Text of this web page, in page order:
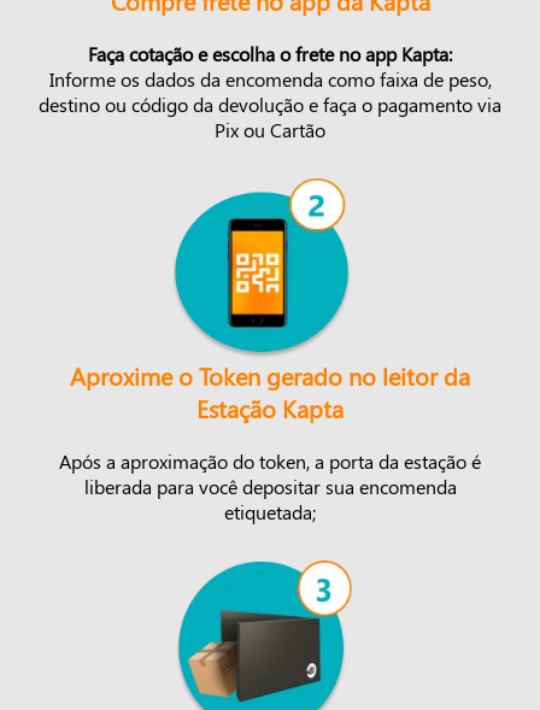
Faça cotação e escolha o frete no app Kapta:
Informe os dados da encomenda como faixa de peso,
destino ou código da devolução e faça o pagamento via
Pix ou Cartão
Aproxime o Token gerado no leitor da
Estação Kapta
Após a aproximação do token, a porta da estação é
liberada para você depositar sua encomenda
etiquetada;